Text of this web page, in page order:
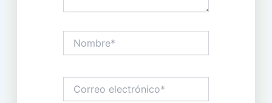
electrónico*